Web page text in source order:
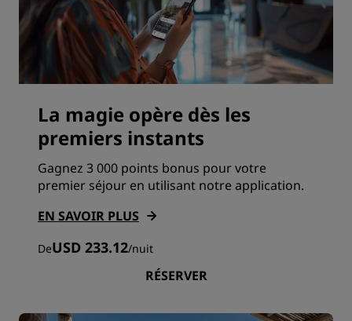
La magie opère dès les
premiers instants
Gagnez 3 000 points bonus pour votre
premier séjour en utilisant notre application.
EN SAVOIR PLUS
DeUSD 233.12/nuit
RÉSERVER